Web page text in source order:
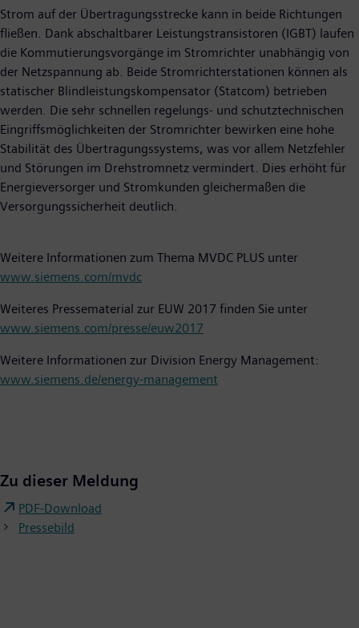
Strom auf der Übertragungsstrecke kann in beide Richtungen
fließen. Dank abschaltbarer Leistungstransistoren (IGBT) laufen
die Kommutierungsvorgänge im Stromrichter unabhängig von
der Netzspannung ab. Beide Stromrichterstationen können als
statischer Blindleistungskompensator (Statcom) betrieben
werden. Die sehr schnellen regelungs- und schutztechnischen
Eingriffsmöglichkeiten der Stromrichter bewirken eine hohe
Stabilität des Übertragungssystems, was vor allem Netzfehler
und Störungen im Drehstromnetz vermindert. Dies erhöht für
Energieversorger und Stromkunden gleichermaßen die
Versorgungssicherheit deutlich.
Weitere Informationen zum Thema MVDC PLUS unter
www.siemens.com/mvdc
Weiteres Pressematerial zur EUW 2017 finden Sie unter
www.siemens.com/presse/euw2017
Weitere Informationen zur Division Energy Management:
www.siemens.de/energy-management
Zu dieser Meldung
PDF-Download
Pressebild